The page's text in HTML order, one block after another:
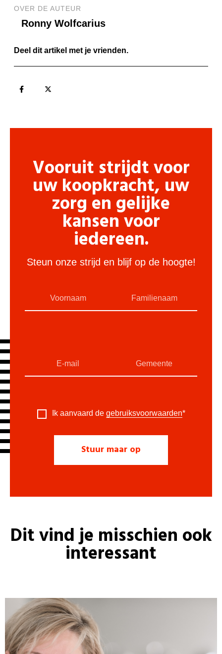
OVER DE AUTEUR
Ronny Wolfcarius
Deel dit artikel met je vrienden.
Vooruit strijdt voor
uw koopkracht, uw
zorg en gelijke
kansen voor
iedereen.
Steun onze strijd en blijf op de hoogte!
Ik aanvaard de gebruiksvoorwaarden*
Dit vind je misschien ook
interessant